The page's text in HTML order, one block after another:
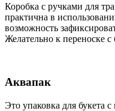
Коробка c ручками для
практична в
возможность
Желательно к переноске с
Аквапак
Это упаковка для букета